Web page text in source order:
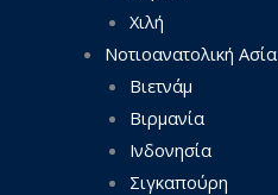
Χιλή
Νοτιοανατολική Ασία
Βιετνάμ
Βιρμανία
Ινδονησία
Σιγκαπούρη